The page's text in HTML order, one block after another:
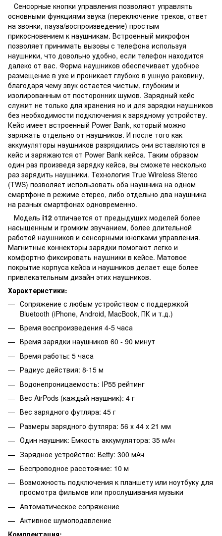
Сенсорные кнопки управления позволяют управлять
основными функциями звука (переключение треков, ответ
на звонки, пауза/воспроизведение) простым
прикосновением к наушникам. Встроенный микрофон
позволяет принимать вызовы с телефона используя
наушники, что довольно удобно, если телефон находится
далеко от вас. Форма наушников обеспечивает удобное
размещение в ухе и проникает глубоко в ушную раковину,
благодаря чему звук остается чистым, глубоким и
изолированным от посторонних шумов. Зарядный кейс
служит не только для хранения но и для зарядки наушников
без необходимости подключения к зарядному устройству.
Кейс имеет встроенный Power Bank, который можно
заряжать отдельно от наушников. И после того как
аккумуляторы наушников разрядились они вставляются в
кейс и заряжаются от Power Bank кейса. Таким образом
один раз произведя зарядку кейса, вы сможете несколько
раз зарядить наушники. Технология True Wireless Stereo
(TWS) позволяет использовать оба наушника на одном
смартфоне в режиме стерео, либо отдельно два наушника
на разных смартфонах одновременно.
Модель i12 отличается от предыдущих моделей более
насыщенным и громким звучанием, более длительной
работой наушников и сенсорными кнопками управления.
Магнитные коннекторы зарядки помогают легко и
комфортно фиксировать наушники в кейсе. Матовое
покрытие корпуса кейса и наушников делает еще более
привлекательным дизайн этих наушников.
Характеристики:
Сопряжение с любым устройством с поддержкой
Bluetooth (iPhone, Android, MacBook, ПК и т.д.)
Время воспроизведения 4-5 часа
Время зарядки наушников 60 - 90 минут
Время работы: 5 часа
Радиус действия: 8-15 м
Водонепроницаемость: IP55 рейтинг
Вес AirPods (каждый наушник): 4 г
Вес зарядного футляра: 45 г
Размеры зарядного футляра: 56 х 44 х 21 мм
Один наушник: Емкость аккумулятора: 35 мАч
Зарядное устройство: Веtty: 300 мАч
Беспроводное расстояние: 10 м
Возможность подключения к планшету или ноутбуку для
просмотра фильмов или прослушивания музыки
Автоматическое сопряжение
Активное шумоподавление